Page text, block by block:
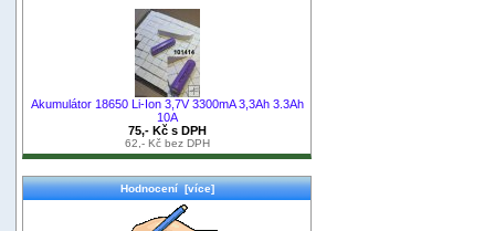
Akumulátor 18650 Li-Ion 3,7V 3300mA 3,3Ah 3.3Ah
10A
75,- Kč s DPH
62,- Kč bez DPH
Hodnocení [více]